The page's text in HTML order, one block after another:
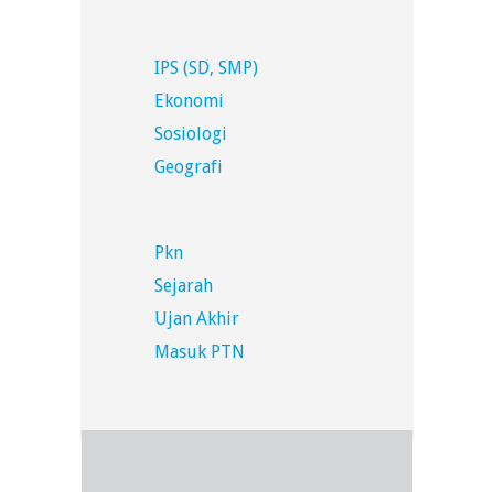
IPS (SD, SMP)
Ekonomi
Sosiologi
Geografi
Pkn
Sejarah
Ujan Akhir
Masuk PTN